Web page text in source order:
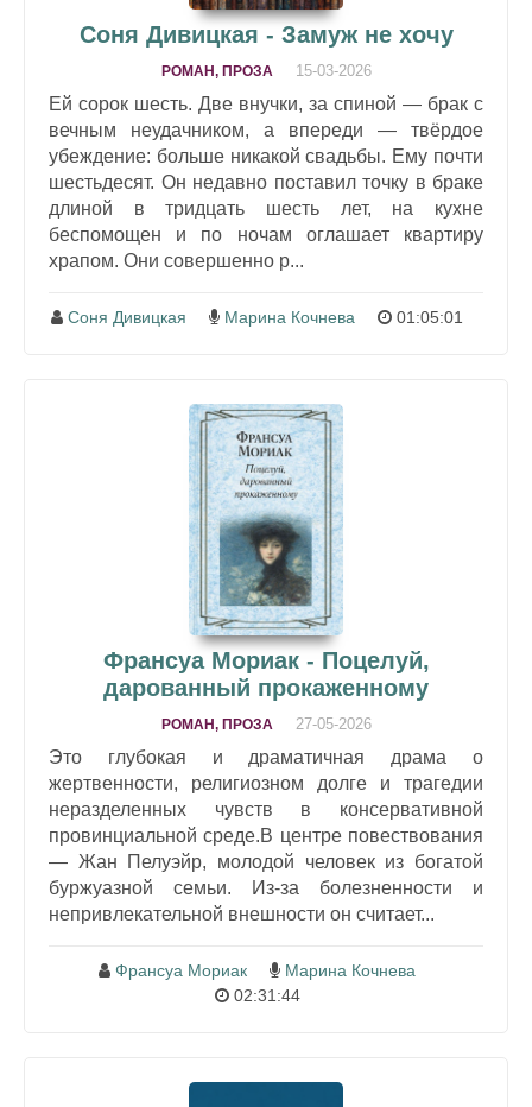
Соня Дивицкая - Замуж не хочу
РОМАН, ПРОЗА 15-03-2026
Ей сорок шесть. Две внучки, за спиной — брак с
вечным неудачником, а впереди — твёрдое
убеждение: больше никакой свадьбы. Ему почти
шестьдесят. Он недавно поставил точку в браке
длиной в тридцать шесть лет, на кухне
беспомощен и по ночам оглашает квартиру
храпом. Они совершенно р...
Соня Дивицкая Марина Кочнева 01:05:01
Франсуа Мориак - Поцелуй,
дарованный прокаженному
РОМАН, ПРОЗА 27-05-2026
Это глубокая и драматичная драма о
жертвенности, религиозном долге и трагедии
неразделенных чувств в консервативной
провинциальной среде.В центре повествования
— Жан Пелуэйр, молодой человек из богатой
буржуазной семьи. Из-за болезненности и
непривлекательной внешности он считает...
Франсуа Мориак
Марина Кочнева
02:31:44